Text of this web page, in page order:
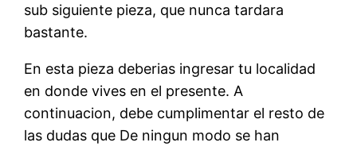
sub siguiente pieza, que nunca tardara
bastante.
En esta pieza deberias ingresar tu localidad
en donde vives en el presente. A
continuacion, debe cumplimentar el resto de
las dudas que De ningun modo se han